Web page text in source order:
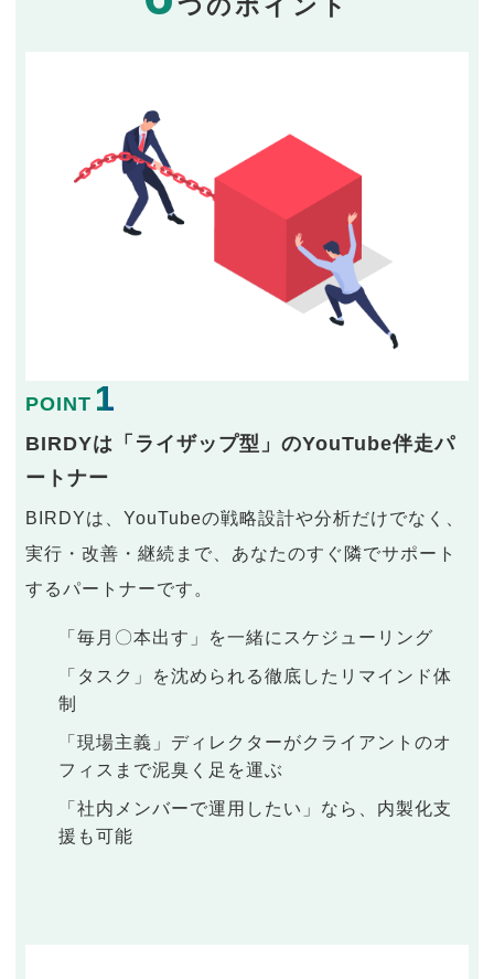
つのポイント
POINT 1
BIRDYは「ライザップ型」のYouTube伴走パ
ートナー
BIRDYは、YouTubeの戦略設計や分析だけでなく、
実行・改善・継続まで、あなたのすぐ隣でサポート
するパートナーです。
「毎月〇本出す」を一緒にスケジューリング
「タスク」を沈められる徹底したリマインド体
制
「現場主義」ディレクターがクライアントのオ
フィスまで泥臭く足を運ぶ
「社内メンバーで運用したい」なら、内製化支
援も可能